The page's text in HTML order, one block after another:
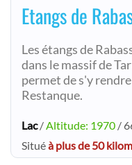
Etangs de
Les étangs de
dans le massif de
permet de s'y
Restanque.
Lac/ Altitude: 1970 /
Situéà plus de 50